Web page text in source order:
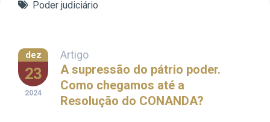
Poder judiciário
dez
23
2024
Artigo
A supressão do pátrio poder.
Como chegamos até a
Resolução do CONANDA?